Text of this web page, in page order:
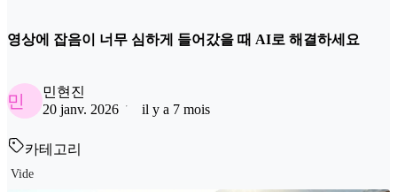
영상에 잡음이 너무 심하게 들어갔을 때 AI로 해결하세요
민
민현진
20 janv. 2026
il y a 7 mois
카테고리
Vide